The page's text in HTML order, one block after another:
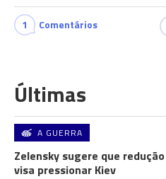
1 Comentários
Últimas
A GUERRA
Zelensky sugere que
visa pressionar Kiev